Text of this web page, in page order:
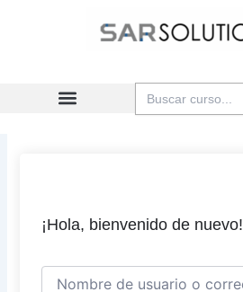
Buscar:
¡Hola, bienvenido de nuevo!